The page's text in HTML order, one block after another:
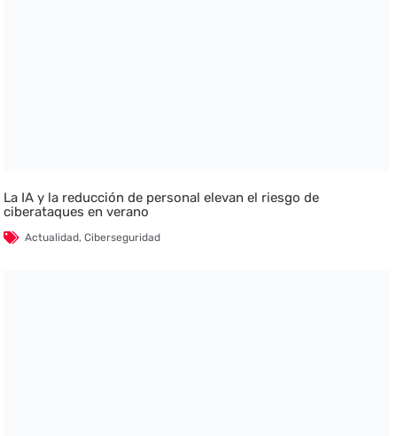
La IA y la reducción de personal elevan el riesgo de
ciberataques en verano
Actualidad,Ciberseguridad